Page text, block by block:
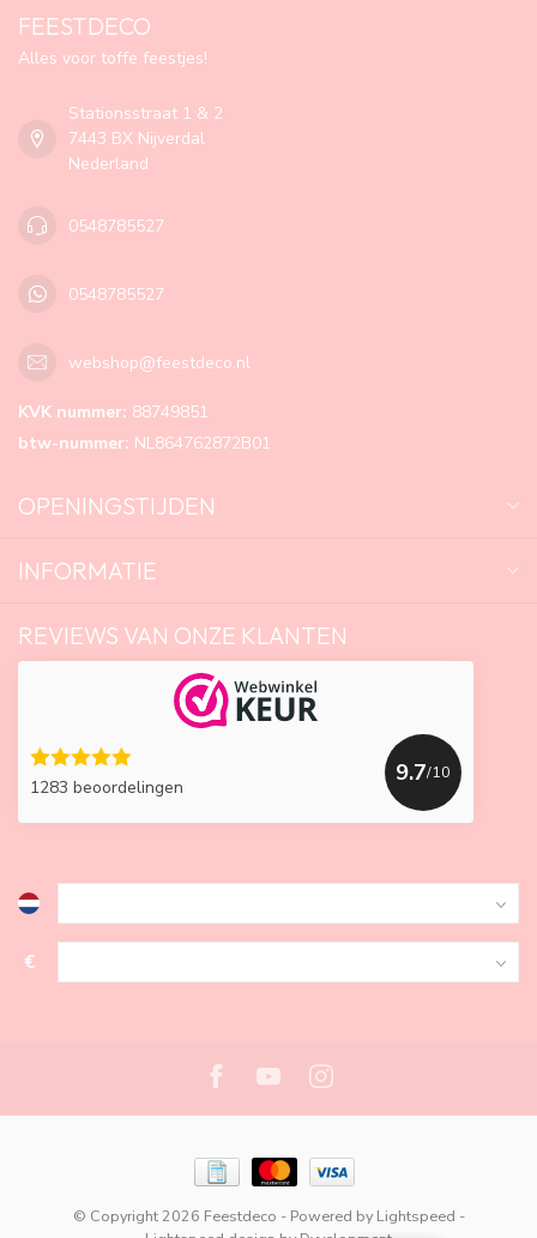
FEESTDECO
Alles voor toffe feestjes!
Stationsstraat 1 & 2
7443 BX Nijverdal
Nederland
0548785527
0548785527
webshop@feestdeco.nl
KVK nummer: 88749851
btw-nummer: NL864762872B01
OPENINGSTIJDEN
INFORMATIE
REVIEWS VAN ONZE KLANTEN
1283 beoordelingen
9.7/10
€
© Copyright 2026 Feestdeco - Powered by Lightspeed -